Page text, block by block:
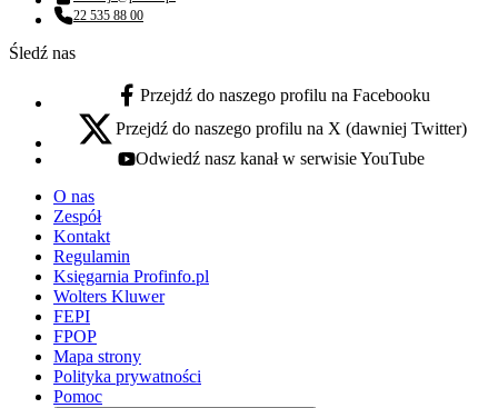
Adres email:
Numer telefonu:
22 535 88 00
Śledź nas
facebook - otwiera się w nowej karcie
Przejdź do naszego profilu na Facebooku
x - otwiera się w nowej karcie
Przejdź do naszego profilu na X (dawniej Twitter)
youtube - otwiera się w nowej karcie
Odwiedź nasz kanał w serwisie YouTube
O nas
Zespół
Kontakt
Regulamin
Księgarnia Profinfo.pl
Wolters Kluwer
FEPI
FPOP
Mapa strony
Polityka prywatności
Pomoc